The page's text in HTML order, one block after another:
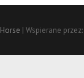
| Wspierane przez: